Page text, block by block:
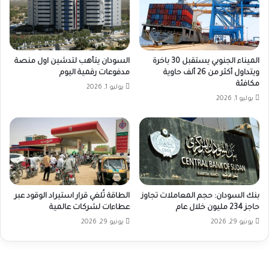
الميناء الجنوبي يستقبل 30 باخرة
ويتداول أكثر من 26 ألف حاوية
مكافئة
يوليو 1, 2026
السودان يتأهب لتدشين اول منصة
مدفوعات رقمية اليوم
يوليو 1, 2026
بنك السودان: حجم المعاملات تجاوز
حاجز 234 مليون خلال عام
يونيو 29, 2026
الطاقة تُلغي قرار استيراد الوقود عبر
عطاءات لشركات عالمية
يونيو 29, 2026